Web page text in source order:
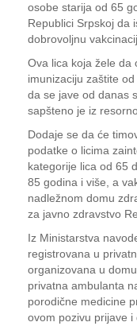
osobe starija od 65
Republici Srpskoj da
dobrovoljnu
Ova lica koja žele da
imunizaciju zaštite
da se jave od danas
sapšteno je iz
Dodaje se da će
podatke o licima
kategorije lica od 65
85 godina i više, a
nadležnom domu
za javno zdravstvo
Iz Ministarstva
registrovana u
organizovana u
privatna ambulanta
porodične medicine
ovom pozivu prijave i